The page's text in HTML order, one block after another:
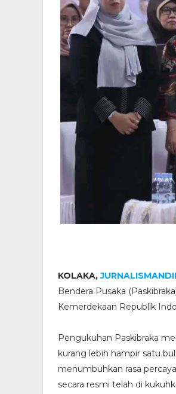
KOLAKA,
Bendera Pusaka
Kemerdekaan Republik
Pengukuhan Paskibraka
kurang lebih hampir satu
menumbuhkan rasa
secara resmi telah di